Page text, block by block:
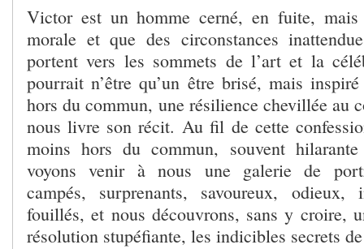
Victor est un homme cerné, en fuite,
morale et que des circonstances
portent vers les sommets de l’art et la
pourrait n’être qu’un être brisé, mais
hors du commun, une résilience chevillée au
nous livre son récit. Au fil de cette
moins hors du commun, souvent
voyons venir à nous une galerie de
campés, surprenants, savoureux, odieux,
fouillés, et nous découvrons, sans y croire,
résolution stupéfiante, les indicibles secrets